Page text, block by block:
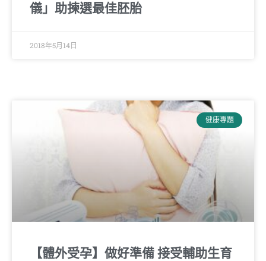
儀」助揀選最佳胚胎
2018年5月14日
健康專題
【體外受孕】做好準備 接受輔助生育